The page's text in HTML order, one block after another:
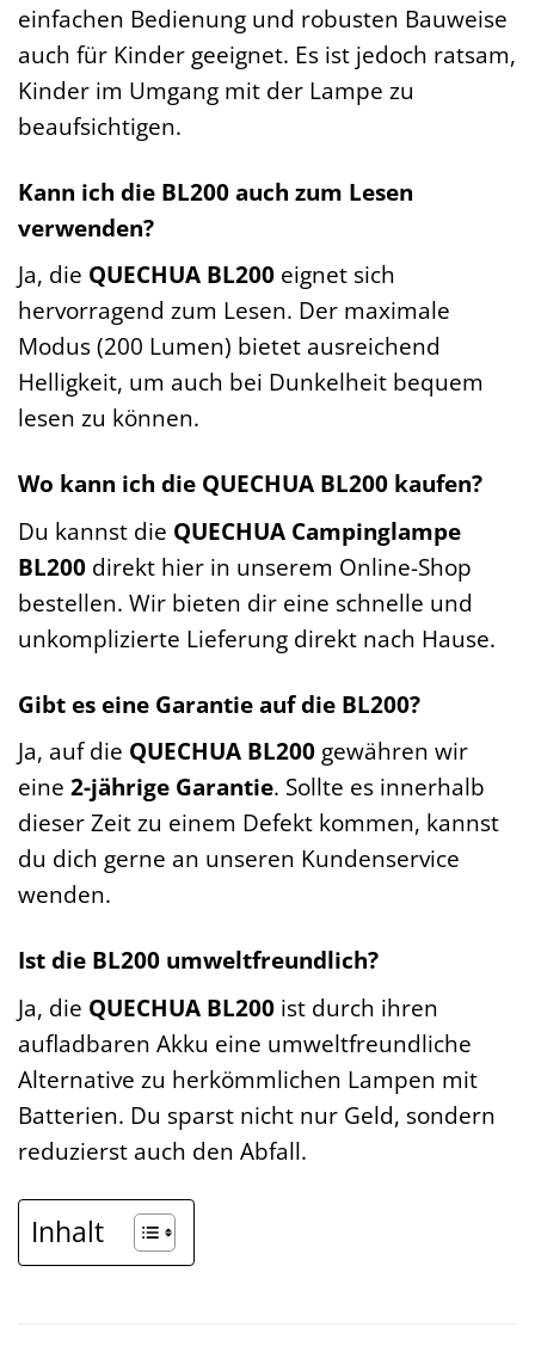
einfachen Bedienung und robusten Bauweise
auch für Kinder geeignet. Es ist jedoch ratsam,
Kinder im Umgang mit der Lampe zu
beaufsichtigen.
Kann ich die BL200 auch zum Lesen
verwenden?
Ja, die QUECHUA BL200 eignet sich
hervorragend zum Lesen. Der maximale
Modus (200 Lumen) bietet ausreichend
Helligkeit, um auch bei Dunkelheit bequem
lesen zu können.
Wo kann ich die QUECHUA BL200 kaufen?
Du kannst die QUECHUA Campinglampe
BL200 direkt hier in unserem Online-Shop
bestellen. Wir bieten dir eine schnelle und
unkomplizierte Lieferung direkt nach Hause.
Gibt es eine Garantie auf die BL200?
Ja, auf die QUECHUA BL200 gewähren wir
eine 2-jährige Garantie. Sollte es innerhalb
dieser Zeit zu einem Defekt kommen, kannst
du dich gerne an unseren Kundenservice
wenden.
Ist die BL200 umweltfreundlich?
Ja, die QUECHUA BL200 ist durch ihren
aufladbaren Akku eine umweltfreundliche
Alternative zu herkömmlichen Lampen mit
Batterien. Du sparst nicht nur Geld, sondern
reduzierst auch den Abfall.
Inhalt